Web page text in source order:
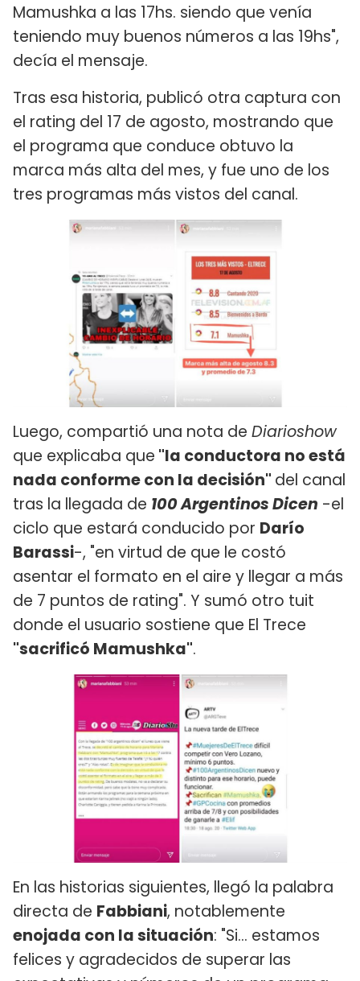
Mamushka a las 17hs. siendo que venía
teniendo muy buenos números a las 19hs",
decía el mensaje.
Tras esa historia, publicó otra captura con
el rating del 17 de agosto, mostrando que
el programa que conduce obtuvo la
marca más alta del mes, y fue uno de los
tres programas más vistos del canal.
Luego, compartió una nota de Diarioshow
que explicaba que "la conductora no está
nada conforme con la decisión" del canal
tras la llegada de 100 Argentinos Dicen -el
ciclo que estará conducido por Darío
Barassi-, "en virtud de que le costó
asentar el formato en el aire y llegar a más
de 7 puntos de rating". Y sumó otro tuit
donde el usuario sostiene que El Trece
"sacrificó Mamushka".
En las historias siguientes, llegó la palabra
directa de Fabbiani, notablemente
enojada con la situación: "Si... estamos
felices y agradecidos de superar las